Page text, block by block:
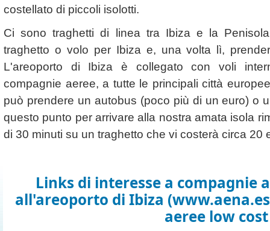
costellato di piccoli isolotti.
Ci sono traghetti di linea tra Ibiza e la
traghetto o volo per Ibiza e, una volta lì,
L'areoporto di Ibiza è collegato con voli
compagnie aeree, a tutte le principali città
può prendere un autobus (poco più di un euro) o
questo punto per arrivare alla nostra amata isola
di 30 minuti su un traghetto che vi costerà circa 20
Links di interesse a compagnie
all'areoporto di Ibiza
aeree low cost